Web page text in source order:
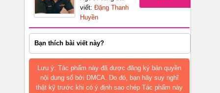
viết: Đặng Thanh
Huyền
Bạn thích bài viết này?
Lưu ý: Tác phẩm này đã được đăng ký bản quyền
nội dung số bởi DMCA. Do đó, bạn hãy suy nghĩ
thật kỹ trước khi có ý định sao chép Tác phẩm này